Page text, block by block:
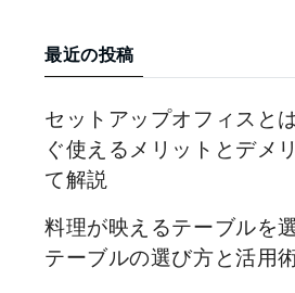
最近の投稿
セットアップオフィスと
ぐ使えるメリットとデメ
て解説
料理が映えるテーブルを
テーブルの選び方と活用